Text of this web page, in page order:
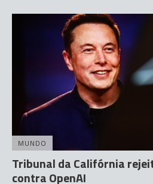
MUNDO
Tribunal da Califórnia
contra OpenAI